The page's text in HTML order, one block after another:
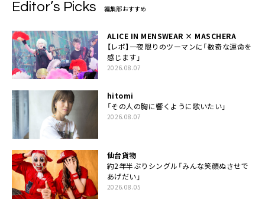
Editor’s Picks 編集部おすすめ
ALICE IN MENSWEAR × MASCHERA
【レポ】一夜限りのツーマンに「数奇な運命を
感じます」
2026.08.07
hitomi
「その人の胸に響くように歌いたい」
2026.08.07
仙台貨物
約2年半ぶりシングル「みんな笑顔ぬさせで
あげだい」
2026.08.05